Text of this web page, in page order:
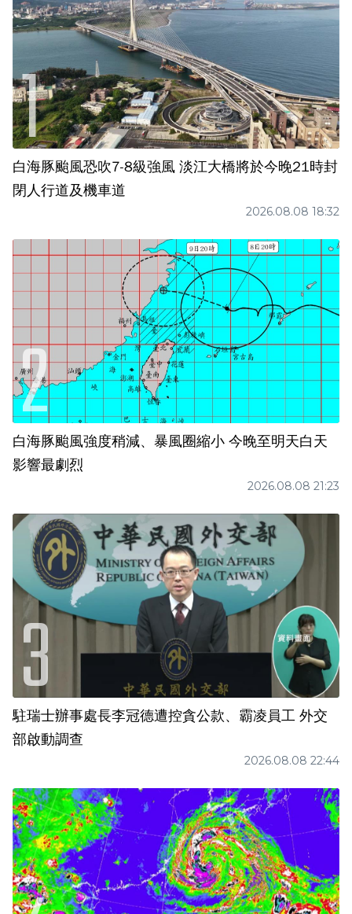
白海豚颱風恐吹7-8級強風 淡江大橋將於今晚21時封
閉人行道及機車道
2026.08.08 18:32
白海豚颱風強度稍減、暴風圈縮小 今晚至明天白天
影響最劇烈
2026.08.08 21:23
駐瑞士辦事處長李冠德遭控貪公款、霸凌員工 外交
部啟動調查
2026.08.08 22:44